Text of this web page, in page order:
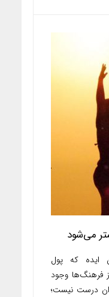
می‌شود
ایده که پول
فرهنگ‌ها وجود
درست نیست؛